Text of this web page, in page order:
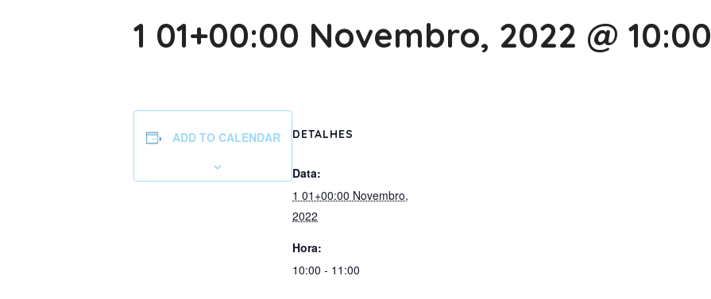
1 01+00:00 Novembro, 2022 @ 10:00
ADD TO CALENDAR DETALHES
Data:
1 01+00:00 Novembro,
2022
Hora:
10:00 - 11:00